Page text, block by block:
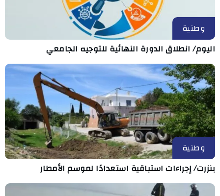
وطنية
اليوم/ انطلاق الدورة النهائية للتوجيه الجامعي
وطنية
بنزرت/ إجراءات استباقية استعدادًا لموسم الأمطار